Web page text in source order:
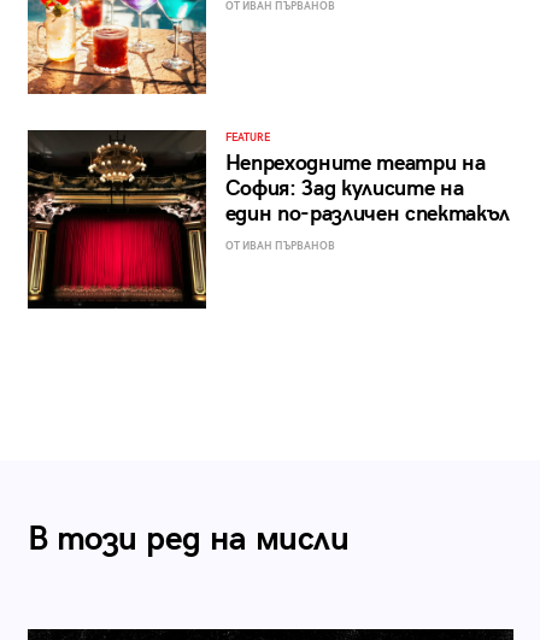
ОТ ИВАН ПЪРВАНОВ
FEATURE
Непреходните театри на
София: Зад кулисите на
един по-различен спектакъл
ОТ ИВАН ПЪРВАНОВ
В този ред на мисли